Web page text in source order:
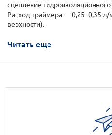
сцепление
Расход праймера — 0,25–0,35
верхности).
Читать еще